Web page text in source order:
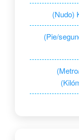
(Nudo)
(Pie/